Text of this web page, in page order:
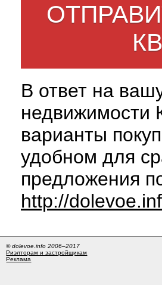
В ответ на
недвижимости
варианты
удобном для
предложения
http://
© dolevoe.info 2006–2017
Риэлторам и застройщикам
Реклама